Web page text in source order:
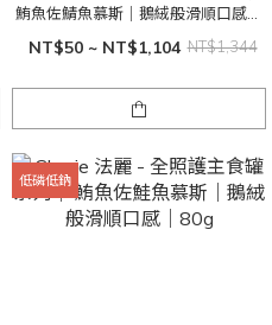
鮪魚佐鯖魚慕斯｜鵝絨般滑順口感｜
80g
NT$50 ~ NT$1,104 NT$1,344
低磷低鈉